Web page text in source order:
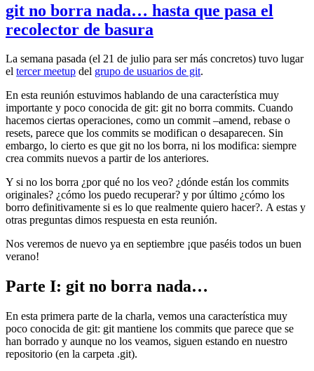
git no borra nada… hasta que pasa el
recolector de basura
La semana pasada (el 21 de julio para ser más concretos) tuvo lugar
el tercer meetup del grupo de usuarios de git.
En esta reunión estuvimos hablando de una característica muy
importante y poco conocida de git: git no borra commits. Cuando
hacemos ciertas operaciones, como un commit –amend, rebase o
resets, parece que los commits se modifican o desaparecen. Sin
embargo, lo cierto es que git no los borra, ni los modifica: siempre
crea commits nuevos a partir de los anteriores.
Y si no los borra ¿por qué no los veo? ¿dónde están los commits
originales? ¿cómo los puedo recuperar? y por último ¿cómo los
borro definitivamente si es lo que realmente quiero hacer?. A estas y
otras preguntas dimos respuesta en esta reunión.
Nos veremos de nuevo ya en septiembre ¡que paséis todos un buen
verano!
Parte I: git no borra nada…
En esta primera parte de la charla, vemos una característica muy
poco conocida de git: git mantiene los commits que parece que se
han borrado y aunque no los veamos, siguen estando en nuestro
repositorio (en la carpeta .git).